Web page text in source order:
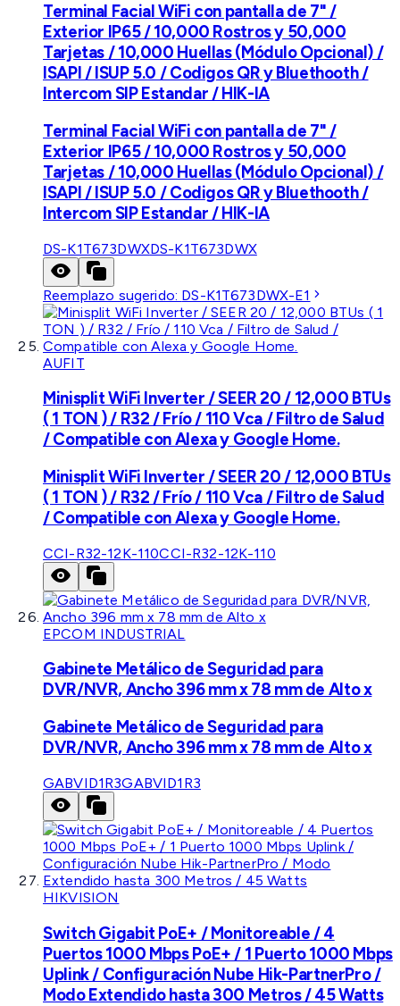
Terminal Facial WiFi con pantalla de 7" /
Exterior IP65 / 10,000 Rostros y 50,000
Tarjetas / 10,000 Huellas (Módulo Opcional) /
ISAPI / ISUP 5.0 / Codigos QR y Bluethooth /
Intercom SIP Estandar / HIK-IA
Terminal Facial WiFi con pantalla de 7" /
Exterior IP65 / 10,000 Rostros y 50,000
Tarjetas / 10,000 Huellas (Módulo Opcional) /
ISAPI / ISUP 5.0 / Codigos QR y Bluethooth /
Intercom SIP Estandar / HIK-IA
DS-K1T673DWXDS-K1T673DWX
Reemplazo sugerido: DS-K1T673DWX-E1
AUFIT
Minisplit WiFi Inverter / SEER 20 / 12,000 BTUs
( 1 TON ) / R32 / Frío / 110 Vca / Filtro de Salud
/ Compatible con Alexa y Google Home.
Minisplit WiFi Inverter / SEER 20 / 12,000 BTUs
( 1 TON ) / R32 / Frío / 110 Vca / Filtro de Salud
/ Compatible con Alexa y Google Home.
CCI-R32-12K-110CCI-R32-12K-110
EPCOM INDUSTRIAL
Gabinete Metálico de Seguridad para
DVR/NVR, Ancho 396 mm x 78 mm de Alto x
Gabinete Metálico de Seguridad para
DVR/NVR, Ancho 396 mm x 78 mm de Alto x
GABVID1R3GABVID1R3
HIKVISION
Switch Gigabit PoE+ / Monitoreable / 4
Puertos 1000 Mbps PoE+ / 1 Puerto 1000 Mbps
Uplink / Configuración Nube Hik-PartnerPro /
Modo Extendido hasta 300 Metros / 45 Watts